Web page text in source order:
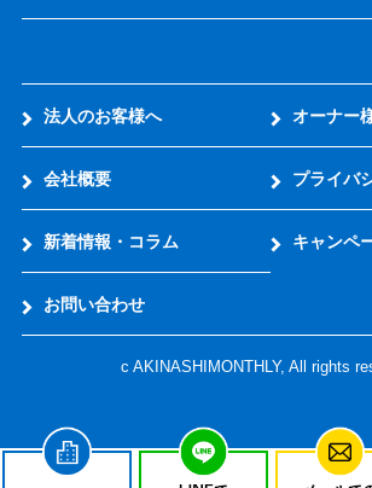
法人のお客様へ オーナー
会社概要 プライバ
新着情報・コラム キャンペ
お問い合わせ
c AKINASHIMONTHLY, All rights